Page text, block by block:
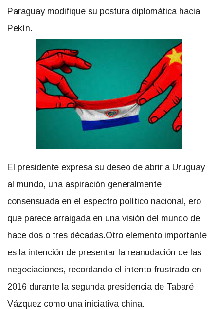
Paraguay modifique su postura diplomática hacia
Pekín.
El presidente expresa su deseo de abrir a Uruguay
al mundo, una aspiración generalmente
consensuada en el espectro político nacional, ero
que parece arraigada en una visión del mundo de
hace dos o tres décadas.Otro elemento importante
es la intención de presentar la reanudación de las
negociaciones, recordando el intento frustrado en
2016 durante la segunda presidencia de Tabaré
Vázquez como una iniciativa china.